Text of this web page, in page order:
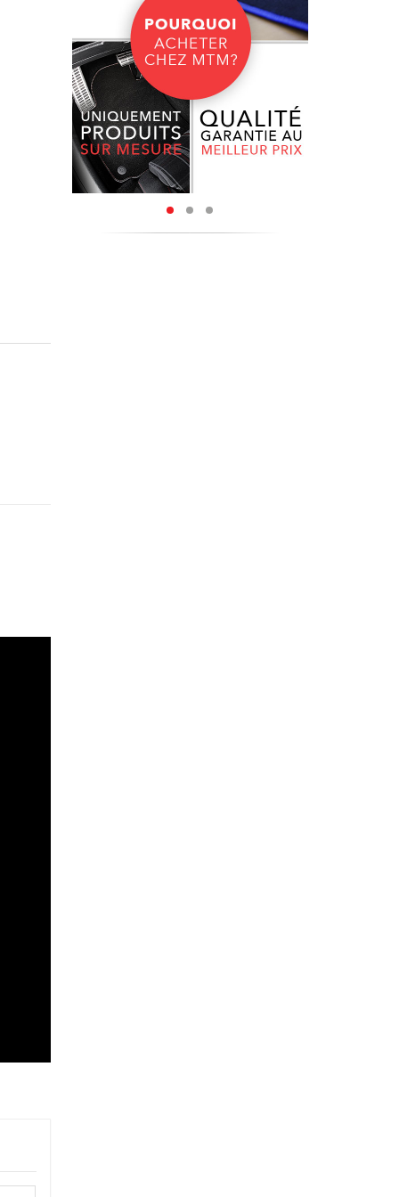
de
leur
poser